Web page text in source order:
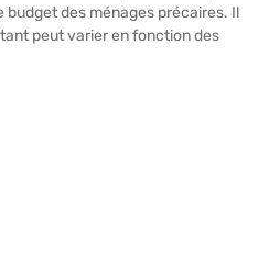
des ménages précaires. Il
peut varier en fonction des